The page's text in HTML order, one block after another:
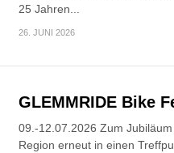
25 Jahren...
26. JUNI 2026
GLEMMRIDE Bike
09.-12.07.2026 Zum
Region erneut in einen